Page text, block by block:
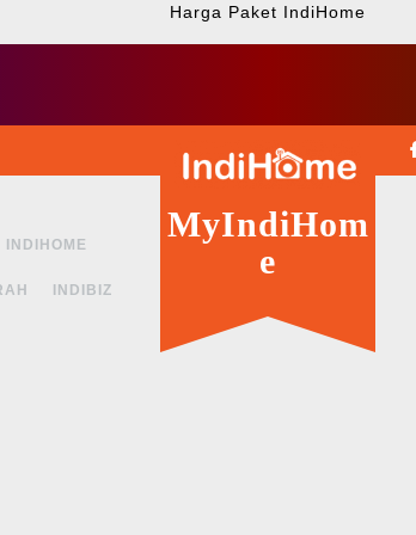
Harga Paket IndiHome
INDIHOME
INDIBIZ
MyIndiHom
e